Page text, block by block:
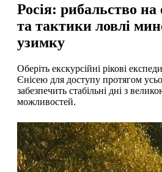
Росія: рибальство на
та тактики ловлі
узимку
Оберіть екскурсійні рікові
Єнісею для доступу протягом
забезпечить стабільні дні з
можливостей.